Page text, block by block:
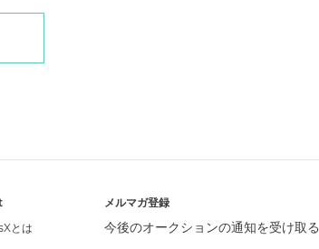
とは
メルマガ登録
今後のオークションの通知を受け取る